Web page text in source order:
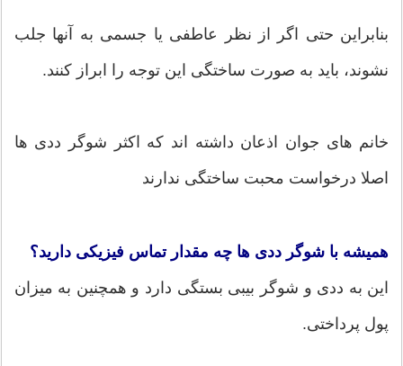
بنابراین حتی اگر از نظر عاطفی یا جسمی به آنها جلب
نشوند، باید به صورت ساختگی این توجه را ابراز کنند.
خانم های جوان اذعان داشته اند که اکثر شوگر ددی ها
اصلا درخواست محبت ساختگی ندارند
همیشه با شوگر ددی ها چه مقدار تماس فیزیکی دارید؟
این به ددی و شوگر بیبی بستگی دارد و همچنین به میزان
پول پرداختی.